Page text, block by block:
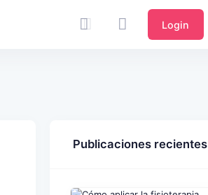
Login
Publicaciones recientes